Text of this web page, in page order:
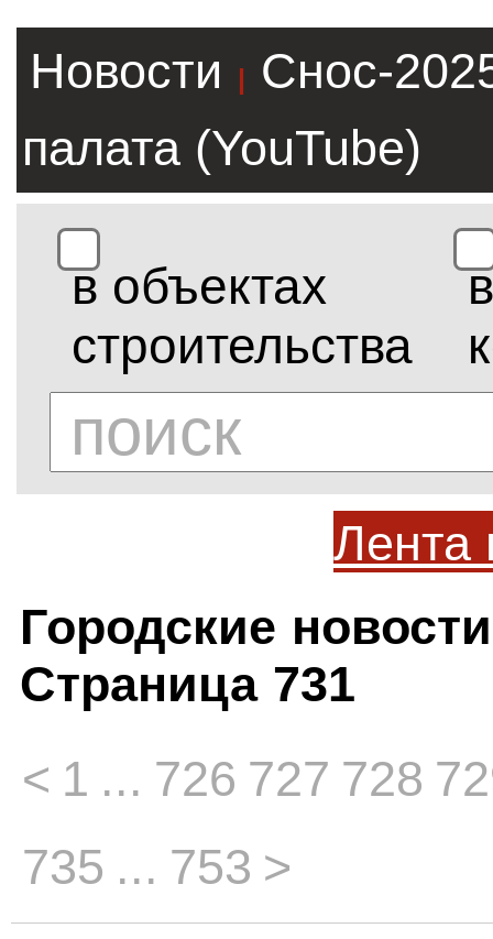
Новости |
Снос-
палата (YouTube)
в объектах
строительства
в
Лента
Городские
Страница 731
< 1 ... 726 727 728
735 ... 753 >